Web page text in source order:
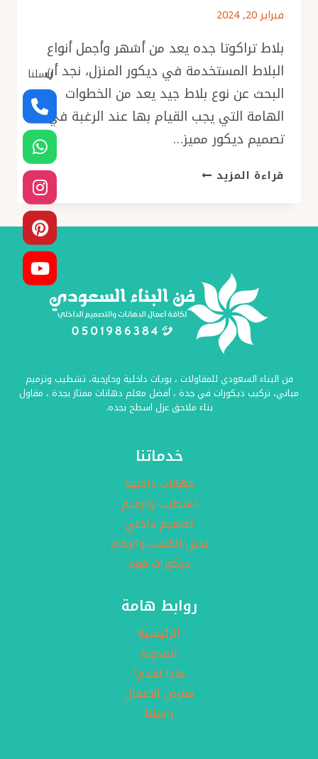
فبراير 20, 2024
بلاط تراكوتا جده يعد من أشهر وأجمل أنواع
البلاط المستخدمة في ديكور المنزل، نجد أن
البحث عن نوع بلاط جيد يعد من الخطوات
الهامة التي يجب القيام بها عند الرغبة في
تصميم ديكور مميز…
قراءة المزيد بلاط
ت:
حوش
تراكوتا
جدة
–
السعودي
جدة
فن البناء السعودي للمقاولات ، بويات داخلية وخارجية، تشطيب وترميم
مباني، تركيب ديكورات في جدة ، أفضل معلم دهانات ممتاز بجدة ، مقاول
بناء ملاحق عزل اسطح بجده.
خدماتنا
دهانات داخلية
تشطيب وترميم
تصميم داخلي
بديل الخشب والرخام
ديكورات فوم
روابط هامة
الرئيسية
المدونة
ماذا نقدم؟
معرض الاعمال
راسلنا
راسلنا